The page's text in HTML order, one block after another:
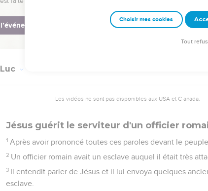
Mais celui qui entend et ne met pas en pratique est
terre, sans fondations. Le torrent s'est jeté contre elle et
Luc
Les vidéos ne sont pas disponibles aux USA et C anada.
Jésus guérit le serviteur d'un officier
1 Après avoir prononcé toutes ces paroles devant le
2 Un officier romain avait un esclave auquel il était très
3 Il entendit parler de Jésus et il lui envoya quelques
esclave.
Choisir mes cookies
Tout